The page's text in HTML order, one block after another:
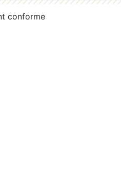
conforme